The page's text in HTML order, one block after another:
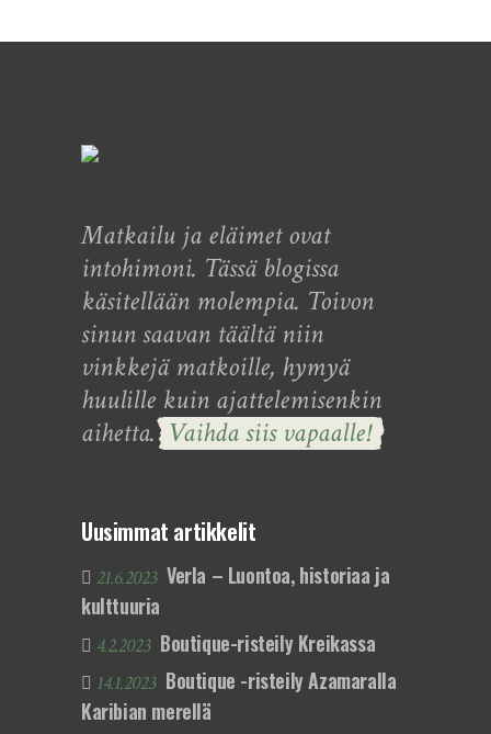
Matkailu ja eläimet ovat
intohimoni. Tässä blogissa
käsitellään molempia. Toivon
sinun saavan täältä niin
vinkkejä matkoille, hymyä
huulille kuin ajattelemisenkin
aihetta. Vaihda siis vapaalle!
Uusimmat artikkelit
21.6.2023 Verla – Luontoa, historiaa ja
kulttuuria
4.2.2023 Boutique-risteily Kreikassa
14.1.2023 Boutique -risteily Azamaralla
Karibian merellä